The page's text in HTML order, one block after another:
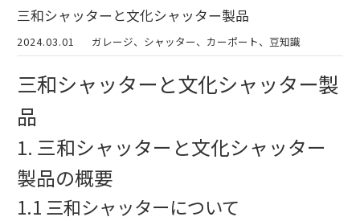
三和シャッターと文化シャッター製品
2024.03.01 ガレージ、シャッター、カーポート、豆知識
三和シャッターと文化シャッター製
品
1. 三和シャッターと文化シャッター
製品の概要
1.1 三和シャッターについて